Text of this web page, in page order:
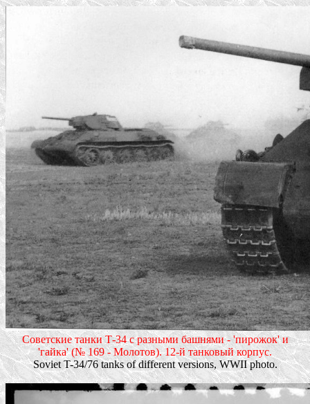
Советские танки Т-34 с разными башнями - 'пирожок' и
'гайка' (№ 169 - Молотов). 12-й танковый корпус.
Soviet T-34/76 tanks of different versions, WWII photo.